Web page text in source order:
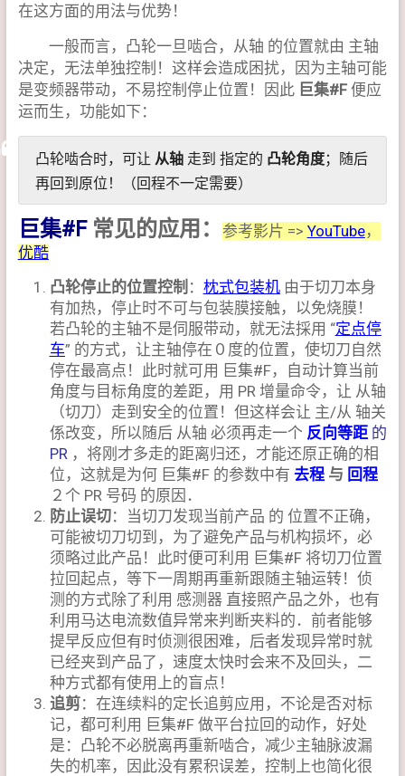
在这方面的用法与优势！
一般而言，凸轮一旦啮合，从轴 的位置就由 主轴
决定，无法单独控制！这样会造成困扰，因为主轴可能
是变频器带动，不易控制停止位置！因此 巨集#F便应
运而生，功能如下：
凸轮啮合时，可让 从轴走到 指定的 凸轮角度；随后
再回到原位！（回程不一定需要）
巨集#F常见的应用： 参考影片 => YouTube，
优酷
凸轮停止的位置控制 ： 枕式包装机由于切刀本身
有加热，停止时不可与包装膜接触，以免烧膜！
若凸轮的主轴不是伺服带动，就无法採用 “定点停
车” 的方式，让主轴停在０度的位置，使切刀自然
停在最高点！此时就可用 巨集#F，自动计算当前
角度与目标角度的差距，用 PR 增量命令，让 从轴
（切刀）走到安全的位置！但这样会让 主/从 轴关
係改变，所以随后 从轴 必须再走一个 反向等距 的
PR，将刚才多走的距离归还，才能还原正确的相
位，这就是为何 巨集#F 的参数中有 去程 与 回程
２个 PR 号码 的原因．
防止误切：当切刀发现当前产品 的 位置不正确，
可能被切刀切到，为了避免产品与机构损坏，必
须略过此产品！此时便可利用 巨集#F 将切刀位置
拉回起点，等下一周期再重新跟随主轴运转！侦
测的方式除了利用 感测器 直接照产品之外，也有
利用马达电流数值异常来判断夹料的．前者能够
提早反应但有时侦测很困难，后者发现异常时就
已经夹到产品了，速度太快时会来不及回头，二
种方式都有使用上的盲点！
追剪：在连续料的定长追剪应用，不论是否对标
记，都可利用 巨集#F 做平台拉回的动作，好处
是：凸轮不必脱离再重新啮合，减少主轴脉波漏
失的机率，因此没有累积误差，控制上也简化很